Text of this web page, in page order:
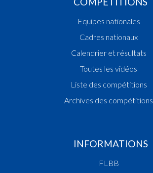
Equipes nationales
Cadres nationaux
Calendrier et résultats
Toutes les vidéos
Liste des compétitions
Archives des compétitions
INFORMATIONS
FLBB